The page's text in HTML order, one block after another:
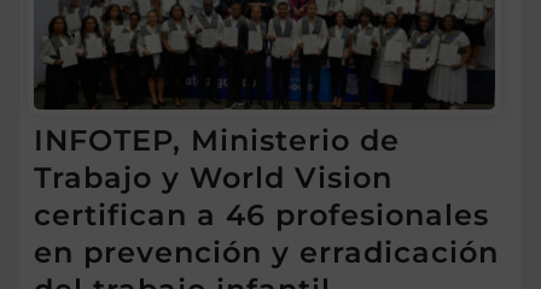
INFOTEP, Ministerio de
Trabajo y World Vision
certifican a 46 profesionales
en prevención y erradicación